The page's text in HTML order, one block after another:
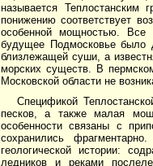
называется Теплостанским
понижению соответствует
особенной мощностью. Все
будущее Подмосковье было
близлежащей суши, а
морских существ. В
Московской области не
Спецификой
песков, а также малая
особенности связаны с
сохранились
геологической истории:
ледников и реками